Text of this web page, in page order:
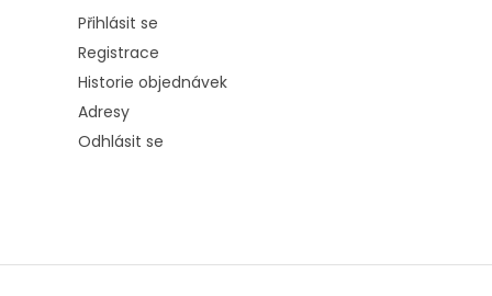
Přihlásit se
Registrace
Historie objednávek
Adresy
Odhlásit se